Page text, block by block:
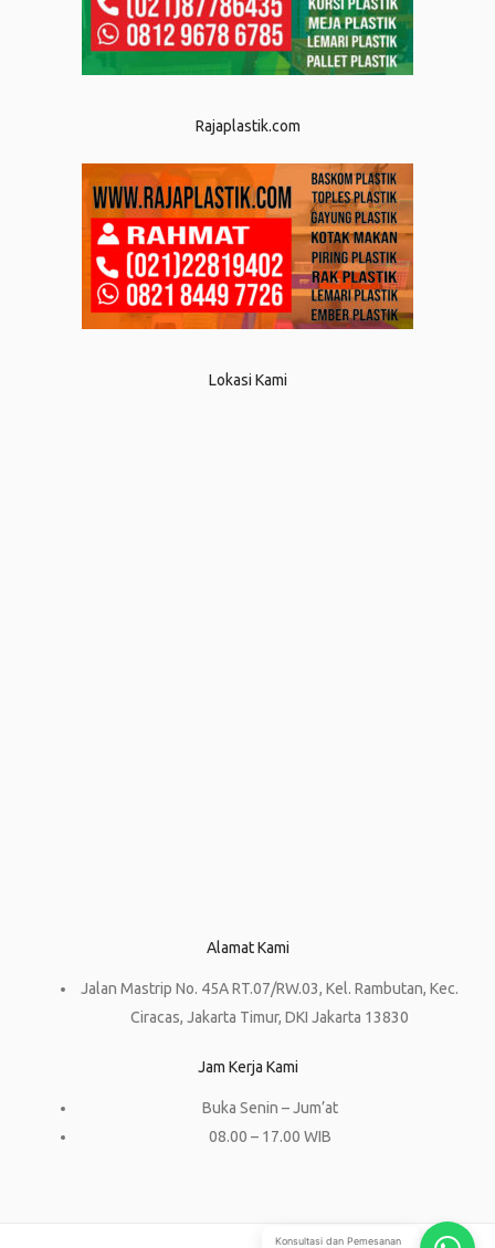
Rajaplastik.com
Lokasi Kami
Alamat Kami
Jalan Mastrip No. 45A RT.07/RW.03, Kel. Rambutan, Kec.
Ciracas, Jakarta Timur, DKI Jakarta 13830
Jam Kerja Kami
Buka Senin – Jum’at
08.00 – 17.00 WIB
Konsultasi dan Pemesanan